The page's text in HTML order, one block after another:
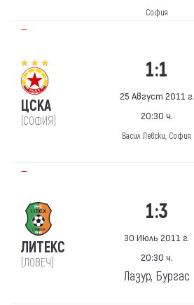
София
—
ЦСКА
(СОФИЯ)
1:1
25 Август 2011 г.
20:30 ч.
Васил Левски, София
—
ЛИТЕКС
(ЛОВЕЧ)
1:3
30 Июль 2011 г.
20:30 ч.
Лазур, Бургас